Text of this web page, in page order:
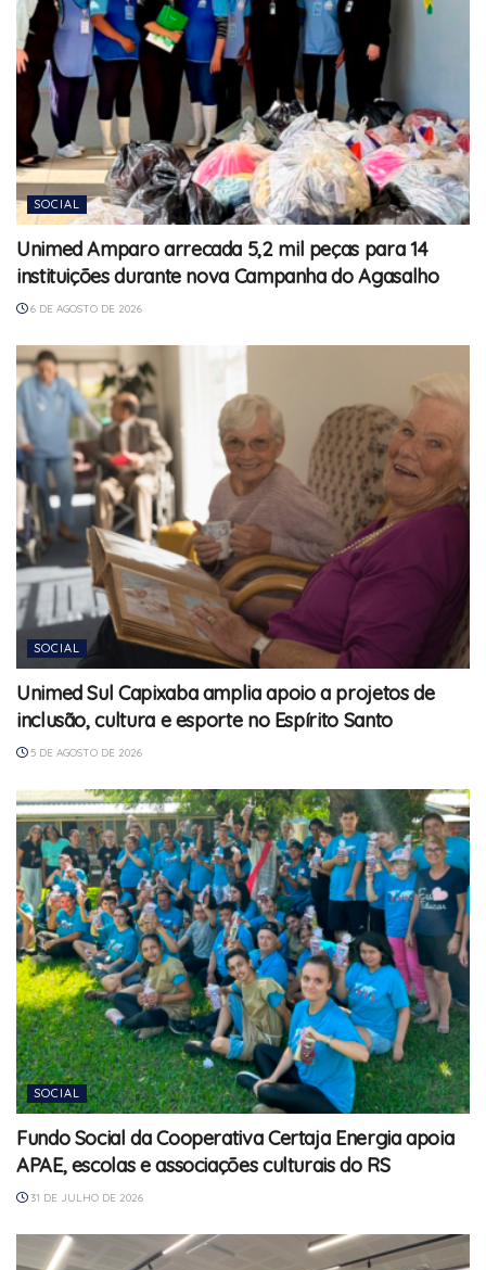
SOCIAL
Unimed Amparo arrecada 5,2 mil peças para 14
instituições durante nova Campanha do Agasalho
6 DE AGOSTO DE 2026
SOCIAL
Unimed Sul Capixaba amplia apoio a projetos de
inclusão, cultura e esporte no Espírito Santo
5 DE AGOSTO DE 2026
SOCIAL
Fundo Social da Cooperativa Certaja Energia apoia
APAE, escolas e associações culturais do RS
31 DE JULHO DE 2026